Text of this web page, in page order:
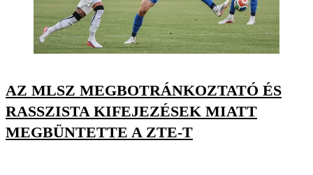
AZ MLSZ MEGBOTRÁNKOZTATÓ ÉS
RASSZISTA KIFEJEZÉSEK MIATT
MEGBÜNTETTE A ZTE-T